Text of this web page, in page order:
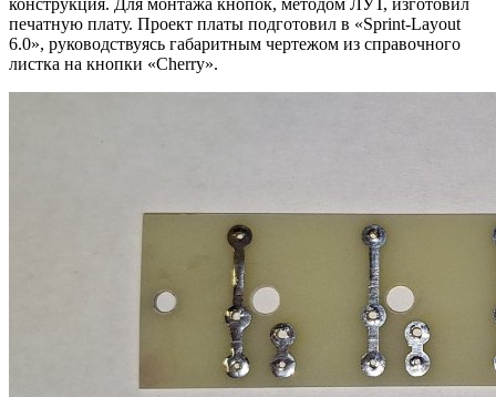
печатную плату. Проект платы подготовил в «Sprint-Layout
6.0», руководствуясь габаритным чертежом из справочного
листка на кнопки «Cherry».